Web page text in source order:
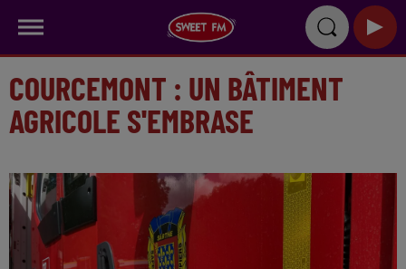
COURCEMONT : UN BÂTIMENT
AGRICOLE S'EMBRASE